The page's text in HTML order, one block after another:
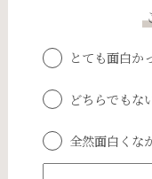
とても面白か
どちらでもな
全然面白くな